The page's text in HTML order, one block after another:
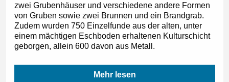
zwei Grubenhäuser und verschiedene andere Formen
von Gruben sowie zwei Brunnen und ein Brandgrab.
Zudem wurden 750 Einzelfunde aus der alten, unter
einem mächtigen Eschboden erhaltenen Kulturschicht
geborgen, allein 600 davon aus Metall.
Mehr lesen